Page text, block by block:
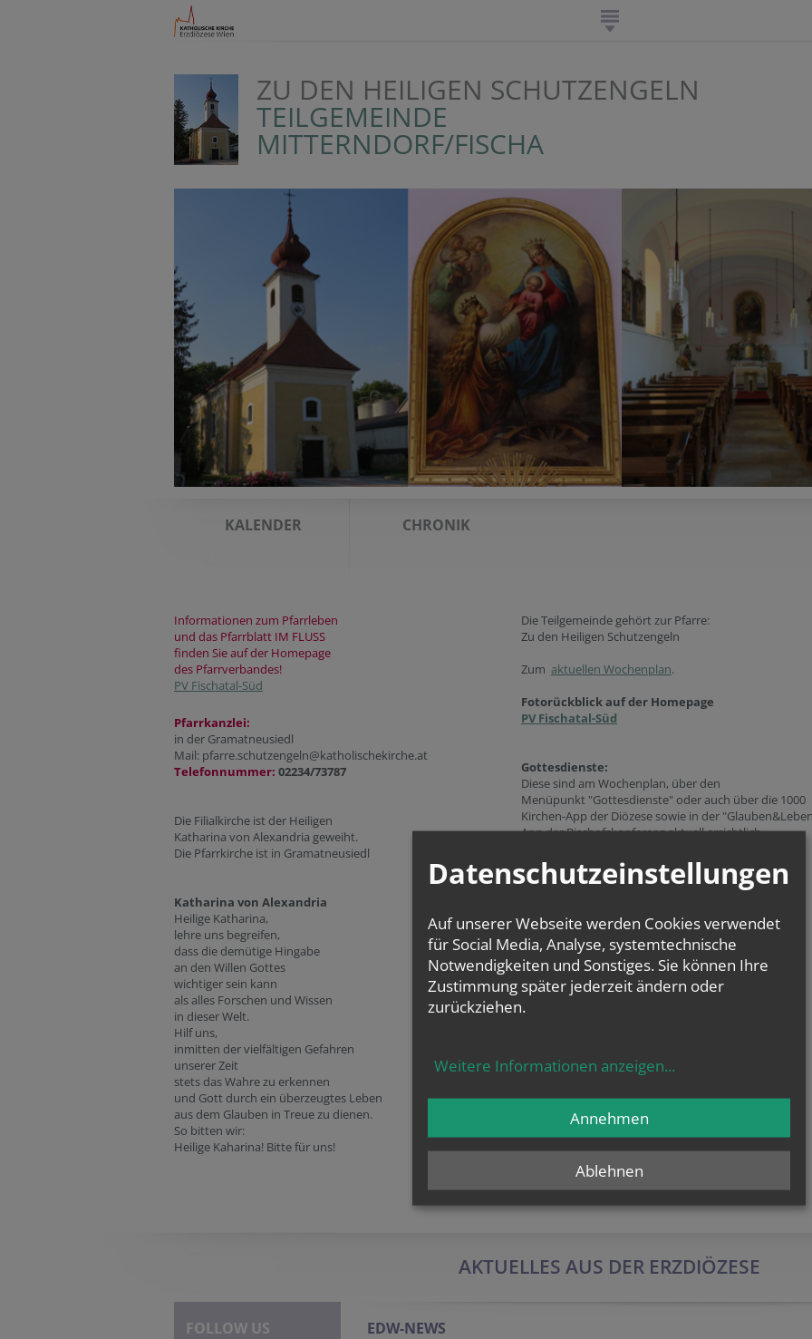
ZU DEN HEILIGEN SCHUTZENGELN
TEILGEMEINDE
MITTERNDORF/FISCHA
KALENDER CHRONIK
Informationen zum Pfarrleben
und das Pfarrblatt IM FLUSS
finden Sie auf der Homepage
des Pfarrverbandes!
PV Fischatal-Süd
Pfarrkanzlei:
in der Gramatneusiedl
Mail: pfarre.schutzengeln@katholischekirche.at
Telefonnummer: 02234/73787
Die Filialkirche ist der Heiligen
Katharina von Alexandria geweiht.
Die Pfarrkirche ist in Gramatneusiedl
Katharina von Alexandria
Heilige Katharina,
lehre uns begreifen,
dass die demütige Hingabe
an den Willen Gottes
wichtiger sein kann
als alles Forschen und Wissen
in dieser Welt.
Hilf uns,
inmitten der vielfältigen Gefahren
unserer Zeit
stets das Wahre zu erkennen
und Gott durch ein überzeugtes Leben
aus dem Glauben in Treue zu dienen.
So bitten wir:
Heilige Kaharina! Bitte für uns!
Die Teilgemeinde gehört zur Pfarre:
Zu den Heiligen Schutzengeln
Zum aktuellen Wochenplan.
Fotorückblick auf der Homepage
PV Fischatal-Süd
Gottesdienste:
Diese sind am Wochenplan, über den
Menüpunkt "Gottesdienste" oder auch über die 1000
Kirchen-App der Diözese sowie in der
App der Bischofskonferenz aktuell ersichtlich.
AKTUELLES AUS DER ERZDIÖZESE
FOLLOW US EDW-NEWS
Datenschutzeinstellungen
Auf unserer Webseite werden Cookies verwendet
für Social Media, Analyse, systemtechnische
Notwendigkeiten und Sonstiges. Sie können Ihre
Zustimmung später jederzeit ändern oder
zurückziehen.
Weitere Informationen anzeigen...
Ablehnen
Annehmen